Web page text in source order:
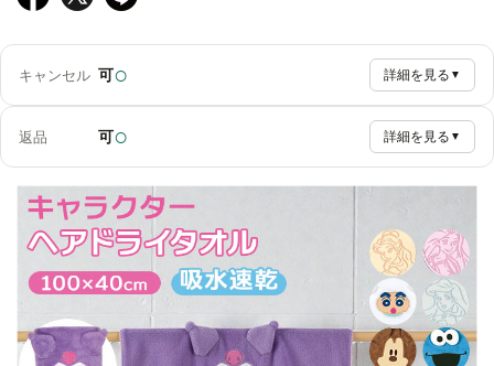
キャンセル 可○ 詳細を見る ▼
返品 可○ 詳細を見る ▼